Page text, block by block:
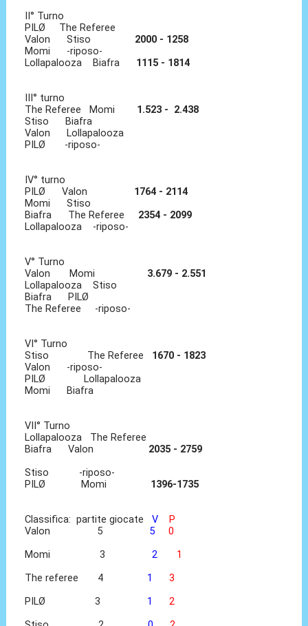
II° Turno
PILØ The Referee
Valon Stiso 2000 - 1258
Momi -riposo-
Lollapalooza Biafra 1115 - 1814
III° turno
The Referee Momi 1.523 - 2.438
Stiso Biafra
Valon Lollapalooza
PILØ -riposo-
IV° turno
PILØ Valon 1764 - 2114
Momi Stiso
Biafra The Referee 2354 - 2099
Lollapalooza -riposo-
V° Turno
Valon Momi 3.679 - 2.551
Lollapalooza Stiso
Biafra PILØ
The Referee -riposo-
VI° Turno
Stiso The Referee 1670 - 1823
Valon -riposo-
PILØ Lollapalooza
Momi Biafra
VII° Turno
Lollapalooza The Referee
Biafra Valon 2035 - 2759
Stiso -riposo-
PILØ Momi 1396-1735
Classifica: partite giocateV
P
Valon 5 5
0
Momi 32
1
The referee 4 1
3
PILØ 3 1
2